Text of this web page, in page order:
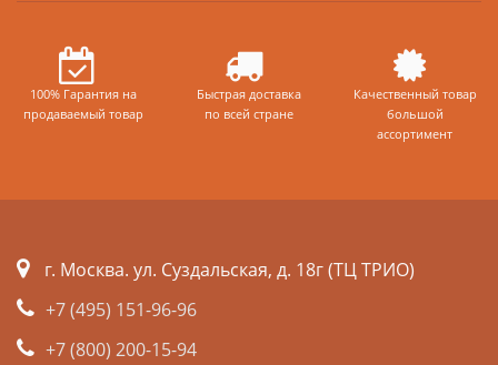
100% Гарантия на
продаваемый товар
Быстрая доставка
по всей стране
Качественный товар
большой
ассортимент
г. Москва. ул. Суздальская, д. 18г (ТЦ ТРИО)
+7 (495) 151-96-96
+7 (800) 200-15-94